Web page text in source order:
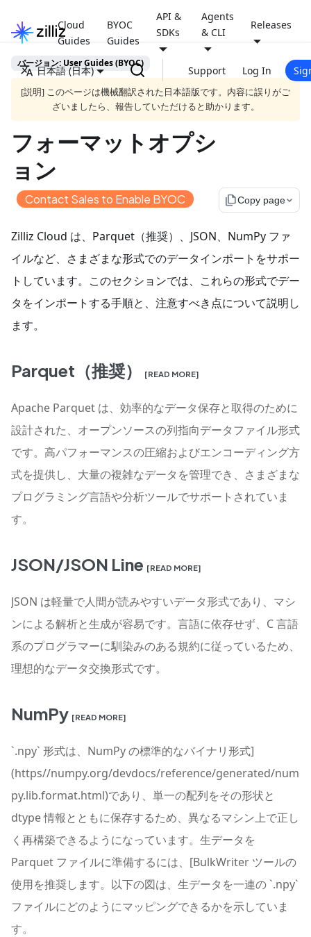
Cloud
Guides
BYOC
Guides
API &
SDKs
Agents
& CLI
Releases
日本語 (日本) Support Log In
バージョン: User Guides (BYOC)
[説明] このページは機械翻訳された日本語版です。内容に誤りがご
ざいましたら、報告していただけると助かります。
フォーマットオプシ
ョン
Contact Sales to Enable BYOC file_copyCopy page
Zilliz Cloud は、Parquet（推奨）、JSON、NumPy ファ
イルなど、さまざまな形式でのデータインポートをサポー
トしています。このセクションでは、これらの形式でデー
タをインポートする手順と、注意すべき点について説明し
ます。
Parquet（推奨） [READ MORE]
Apache Parquet は、効率的なデータ保存と取得のために
設計された、オープンソースの列指向データファイル形式
です。高パフォーマンスの圧縮およびエンコーディング方
式を提供し、大量の複雑なデータを管理でき、さまざまな
プログラミング言語や分析ツールでサポートされていま
す。
JSON/JSON Line [READ MORE]
JSON は軽量で人間が読みやすいデータ形式であり、マシ
ンによる解析と生成が容易です。言語に依存せず、C 言語
系のプログラマーに馴染みのある規約に従っているため、
理想的なデータ交換形式です。
NumPy [READ MORE]
`.npy` 形式は、NumPy の標準的なバイナリ形式]
(https//numpy.org/devdocs/reference/generated/num
py.lib.format.html)であり、単一の配列をその形状と
dtype 情報とともに保存するため、異なるマシン上で正し
く再構築できるようになっています。生データを
Parquet ファイルに準備するには、[BulkWriter ツールの
使用を推奨します。以下の図は、生データを一連の `.npy`
ファイルにどのようにマッピングできるかを示していま
す。